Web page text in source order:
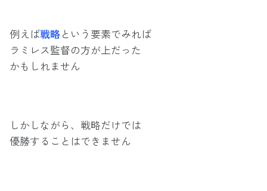
例えば戦略という要素でみれば
ラミレス監督の方が上だった
かもしれません
しかしながら、戦略だけでは
優勝することはできません